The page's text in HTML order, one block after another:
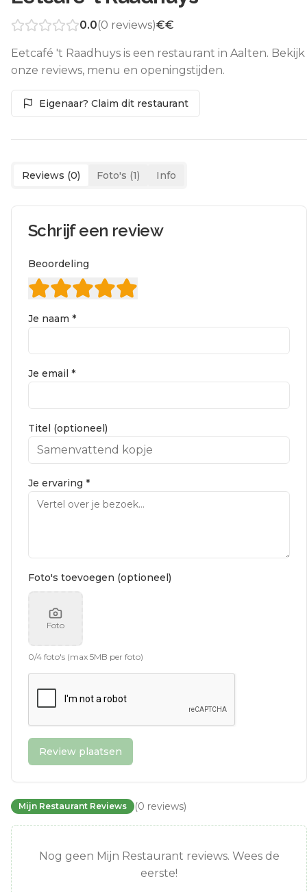
0.0(0 reviews)€€
Eetcafé 't Raadhuys is een restaurant in Aalten. Bekijk
onze reviews, menu en openingstijden.
Eigenaar? Claim dit restaurant
Reviews (0) Foto's (1) Info
Schrijf een review
Beoordeling
Je naam *
Je email *
Titel (optioneel)
Je ervaring *
Foto's toevoegen (optioneel)
Foto
0/4 foto's (max 5MB per foto)
Review plaatsen
Mijn Restaurant Reviews (0 reviews)
Nog geen Mijn Restaurant reviews. Wees de
eerste!